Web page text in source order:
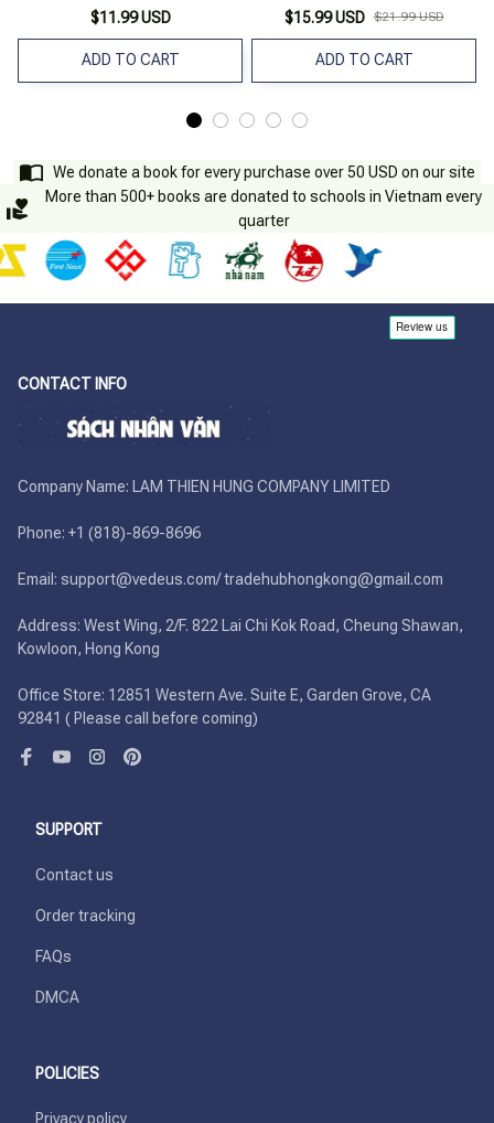
$11.99 USD
ADD TO CART
$15.99 USD $21.99 USD
ADD TO CART
We donate a book for every purchase over 50 USD on our site
More than 500+ books are donated to schools in Vietnam every
quarter
CONTACT INFO
Company Name: LAM THIEN HUNG COMPANY LIMITED
Phone: +1 (818)-869-8696
Email: support@vedeus.com/ tradehubhongkong@gmail.com
Address: West Wing, 2/F. 822 Lai Chi Kok Road, Cheung Shawan,
Kowloon, Hong Kong
Office Store: 12851 Western Ave. Suite E, Garden Grove, CA
92841 ( Please call before coming)
SUPPORT
Contact us
Order tracking
FAQs
DMCA
POLICIES
Privacy policy